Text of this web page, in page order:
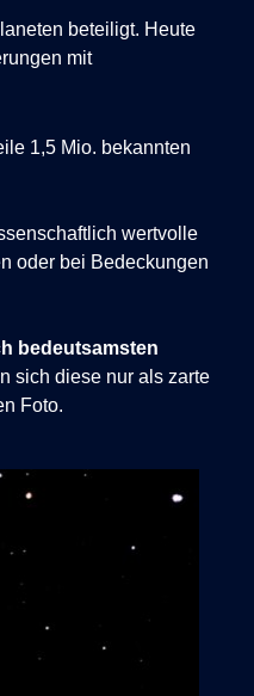
beteiligt. Heute
mit
1,5 Mio. bekannten
wertvolle
oder bei Bedeckungen
bedeutsamsten
sich diese nur als zarte
Foto.